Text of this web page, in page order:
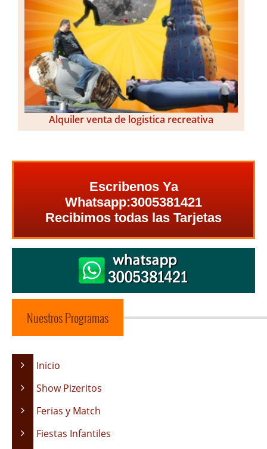
Alquiler venta de logistica recreativa
Escribenos Ya
Whatsapp:3005381421
Recibimos todas las Tarjetas
Nuestros Programas
Inicio
Show Pizeritos
Ferias y Match
Fiestas Infantiles